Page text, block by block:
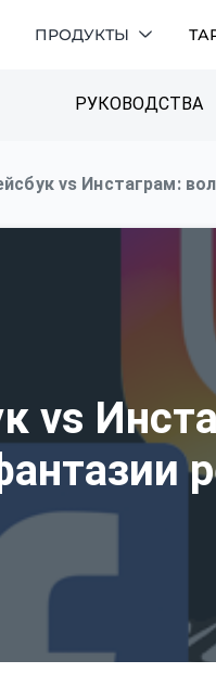
ПРОДУКТЫ
РУКОВОДСТВА
vs Инстаграм:
vs